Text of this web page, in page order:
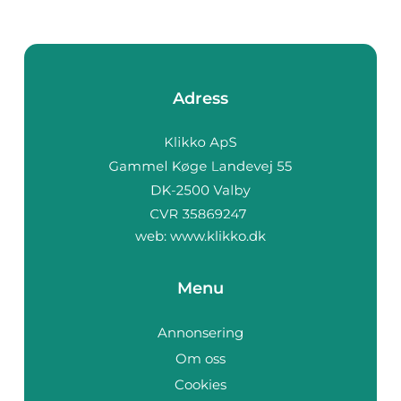
Adress
web: www.klikko.dk
Menu
Annonsering
Om oss
Cookies